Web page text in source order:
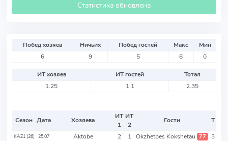
Статистика обновлена
Побед хозяев Ничьих Побед гостей Макс
Мин
6
9 5 6 0
ИТ хозяев ИТ гостей
Тотал
1.25
1.1 2.35
Сезон Дата Хозяева
ИТ
1
ИТ
2
Гости Т
KAZ1 (26) 25.07 Aktobe 2 1 Okzhetpes Kokshetau 77 3